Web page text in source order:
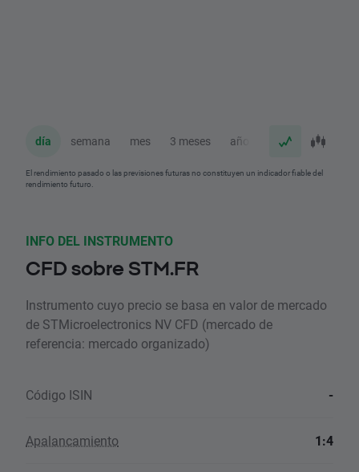
día semana mes 3 meses año
El rendimiento pasado o las previsiones futuras no constituyen un indicador fiable del
rendimiento futuro.
INFO DEL INSTRUMENTO
CFD sobre STM.FR
Instrumento cuyo precio se basa en valor de mercado
de STMicroelectronics NV CFD (mercado de
referencia: mercado organizado)
Código ISIN -
Apalancamiento 1:4